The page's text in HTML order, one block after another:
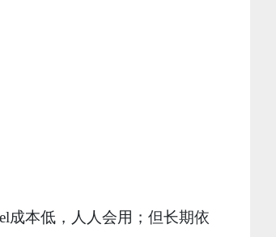
成本低，人人会用；但长期依